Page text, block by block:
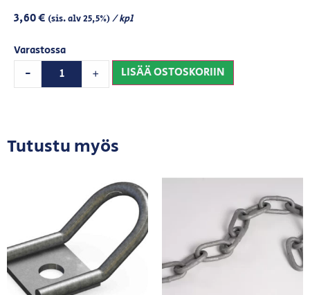
3,60€ (sis. alv 25,5%)/ kpl
Varastossa
- + LISÄÄ OSTOSKORIIN
Tutustu myös